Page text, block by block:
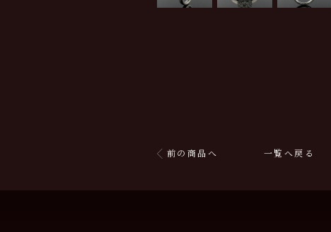
前の商品へ 一覧へ戻る